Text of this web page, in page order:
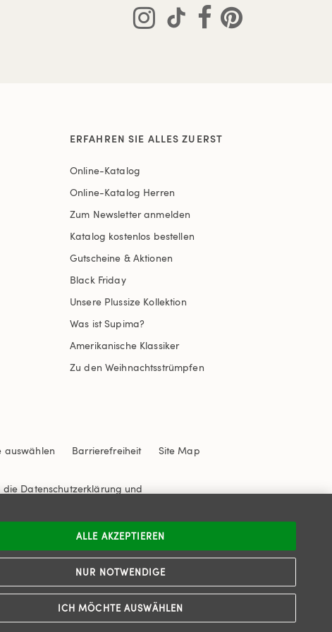
ERFAHREN SIE ALLES ZUERST
Online-Katalog
Online-Katalog Herren
Zum Newsletter anmelden
Katalog kostenlos bestellen
Gutscheine & Aktionen
Black Friday
Unsere Plussize Kollektion
Was ist Supima?
Amerikanische Klassiker
Zu den Weihnachtsstrümpfen
auswählen Barrierefreiheit
Site Map
die Datenschutzerklärung und
ICH MÖCHTE AUSWÄHLEN
NUR NOTWENDIGE
ALLE AKZEPTIEREN